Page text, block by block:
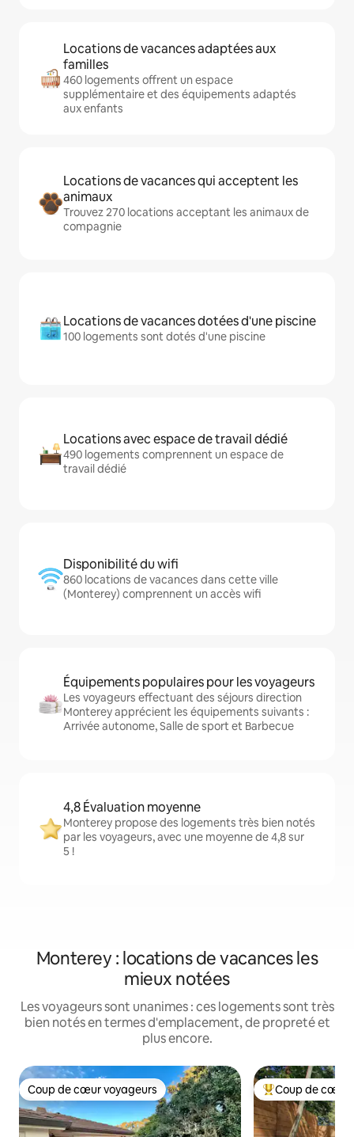
Locations de vacances adaptées aux
familles
460 logements offrent un espace
supplémentaire et des équipements adaptés
aux enfants
Locations de vacances qui acceptent les
animaux
Trouvez 270 locations acceptant les animaux de
compagnie
Locations de vacances dotées d'une piscine
100 logements sont dotés d'une piscine
Locations avec espace de travail dédié
490 logements comprennent un espace de
travail dédié
Disponibilité du wifi
860 locations de vacances dans cette ville
(Monterey) comprennent un accès wifi
Équipements populaires pour les voyageurs
Les voyageurs effectuant des séjours direction
Monterey apprécient les équipements suivants :
Arrivée autonome, Salle de sport et Barbecue
4,8 Évaluation moyenne
Monterey propose des logements très bien notés
par les voyageurs, avec une moyenne de 4,8 sur
5 !
Monterey : locations de vacances les
mieux notées
Les voyageurs sont unanimes : ces logements sont très
bien notés en termes d'emplacement, de propreté et
plus encore.
Coup de cœur voyageurs
Coup de cœur voyageurs Coups de cœur
Coup de cœur